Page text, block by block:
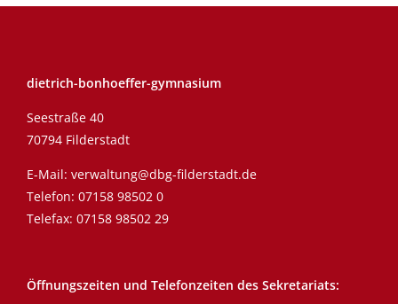
dietrich-bonhoeffer-gymnasium
Seestraße 40
70794 Filderstadt
E-Mail: verwaltung@dbg-filderstadt.de
Telefon: 07158 98502 0
Telefax: 07158 98502 29
Öffnungszeiten und Telefonzeiten des Sekretariats: